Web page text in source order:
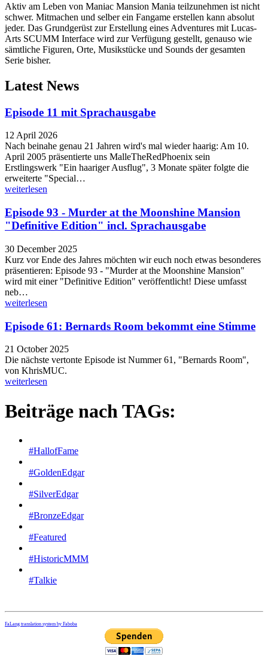
Aktiv am Leben von Maniac Mansion Mania teilzunehmen ist nicht
schwer. Mitmachen und selber ein Fangame erstellen kann absolut
jeder. Das Grundgerüst zur Erstellung eines Adventures mit Lucas-
Arts SCUMM Interface wird zur Verfügung gestellt, genauso wie
sämtliche Figuren, Orte, Musikstücke und Sounds der gesamten
Serie bisher.
Latest News
Episode 11 mit Sprachausgabe
12 April 2026
Nach beinahe genau 21 Jahren wird's mal wieder haarig: Am 10.
April 2005 präsentierte uns MalleTheRedPhoenix sein
Erstlingswerk "Ein haariger Ausflug", 3 Monate später folgte die
erweiterte "Special…
weiterlesen
Episode 93 - Murder at the Moonshine Mansion
"Definitive Edition" incl. Sprachausgabe
30 December 2025
Kurz vor Ende des Jahres möchten wir euch noch etwas besonderes
präsentieren: Episode 93 - "Murder at the Moonshine Mansion"
wird mit einer "Definitive Edition" veröffentlicht! Diese umfasst
neb…
weiterlesen
Episode 61: Bernards Room bekommt eine Stimme
21 October 2025
Die nächste vertonte Episode ist Nummer 61, "Bernards Room",
von KhrisMUC.
weiterlesen
Beiträge nach TAGs:
#HallofFame
#GoldenEdgar
#SilverEdgar
#BronzeEdgar
#Featured
#HistoricMMM
#Talkie
FaLang translation system by Faboba